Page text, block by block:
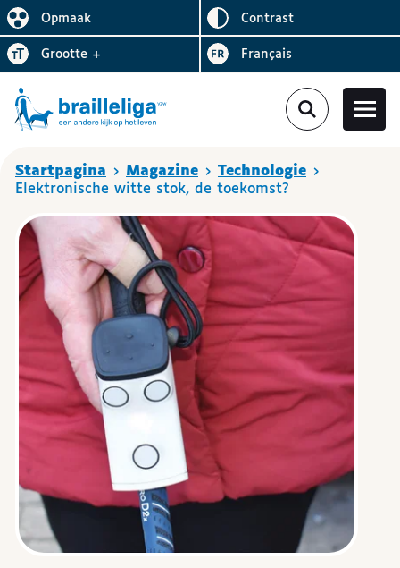
Opmaak
De lay-out vereenvoudigen
Omgekeerd
contrast
Letter
grootte vergroten
+ Visiter le site en
Français
Je bent hier
Startpagina Magazine
Technologie
Elektronische witte stok, de toekomst?